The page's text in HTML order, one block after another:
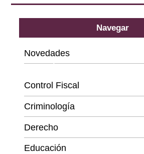
Navegar
Novedades
Categorías
Control Fiscal
Criminología
Derecho
Educación